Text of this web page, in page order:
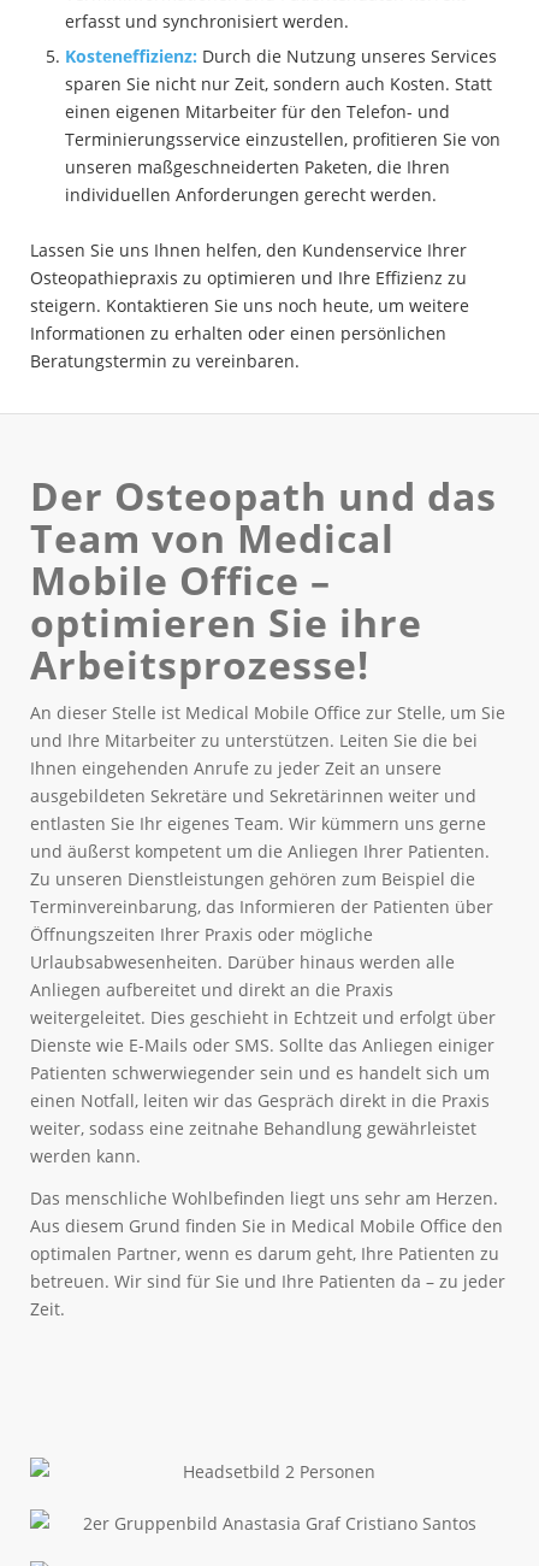
erfasst und synchronisiert werden.
Kosteneffizienz: Durch die Nutzung unseres Services
sparen Sie nicht nur Zeit, sondern auch Kosten. Statt
einen eigenen Mitarbeiter für den Telefon- und
Terminierungsservice einzustellen, profitieren Sie von
unseren maßgeschneiderten Paketen, die Ihren
individuellen Anforderungen gerecht werden.
Lassen Sie uns Ihnen helfen, den Kundenservice Ihrer
Osteopathiepraxis zu optimieren und Ihre Effizienz zu
steigern. Kontaktieren Sie uns noch heute, um weitere
Informationen zu erhalten oder einen persönlichen
Beratungstermin zu vereinbaren.
Der Osteopath und das
Team von Medical
Mobile Office –
optimieren Sie ihre
Arbeitsprozesse!
An dieser Stelle ist Medical Mobile Office zur Stelle, um Sie
und Ihre Mitarbeiter zu unterstützen. Leiten Sie die bei
Ihnen eingehenden Anrufe zu jeder Zeit an unsere
ausgebildeten Sekretäre und Sekretärinnen weiter und
entlasten Sie Ihr eigenes Team. Wir kümmern uns gerne
und äußerst kompetent um die Anliegen Ihrer Patienten.
Zu unseren Dienstleistungen gehören zum Beispiel die
Terminvereinbarung, das Informieren der Patienten über
Öffnungszeiten Ihrer Praxis oder mögliche
Urlaubsabwesenheiten. Darüber hinaus werden alle
Anliegen aufbereitet und direkt an die Praxis
weitergeleitet. Dies geschieht in Echtzeit und erfolgt über
Dienste wie E-Mails oder SMS. Sollte das Anliegen einiger
Patienten schwerwiegender sein und es handelt sich um
einen Notfall, leiten wir das Gespräch direkt in die Praxis
weiter, sodass eine zeitnahe Behandlung gewährleistet
werden kann.
Das menschliche Wohlbefinden liegt uns sehr am Herzen.
Aus diesem Grund finden Sie in Medical Mobile Office den
optimalen Partner, wenn es darum geht, Ihre Patienten zu
betreuen. Wir sind für Sie und Ihre Patienten da – zu jeder
Zeit.